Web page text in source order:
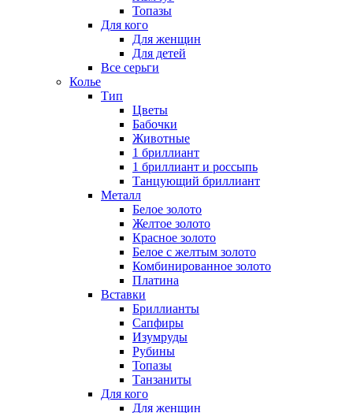
Топазы
Для кого
Для женщин
Для детей
Все серьги
Колье
Тип
Цветы
Бабочки
Животные
1 бриллиант
1 бриллиант и россыпь
Танцующий бриллиант
Металл
Белое золото
Желтое золото
Красное золото
Белое с желтым золото
Комбинированное золото
Платина
Вставки
Бриллианты
Сапфиры
Изумруды
Рубины
Топазы
Танзаниты
Для кого
Для женщин